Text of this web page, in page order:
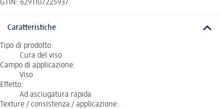
GTIN: 6291107225937
Caratteristiche
Tipo di prodotto:
Cura del viso
Campo di applicazione:
Viso
Effetto:
Ad asciugatura rapida
Texture / consistenza / applicazione: